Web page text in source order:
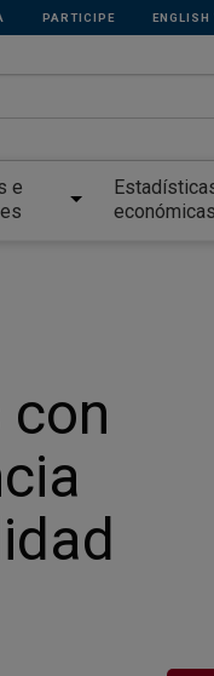
PARTICIPE ENGLISH
e
económicas
con